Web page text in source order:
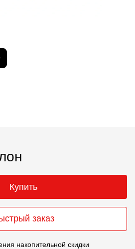
Купить
заказ
накопительной скидки